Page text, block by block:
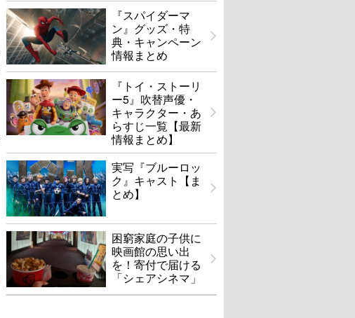
『スパイダーマ
ン』グッズ・特
典・キャンペーン
情報まとめ
『トイ・ストーリ
ー5』吹替声優・
キャラクター・あ
らすじ一覧【最新
情報まとめ】
実写『ブルーロッ
ク』キャスト【ま
とめ】
困窮家庭の子供に
映画館の思い出
を！寄付で届ける
「シェアシネマ」